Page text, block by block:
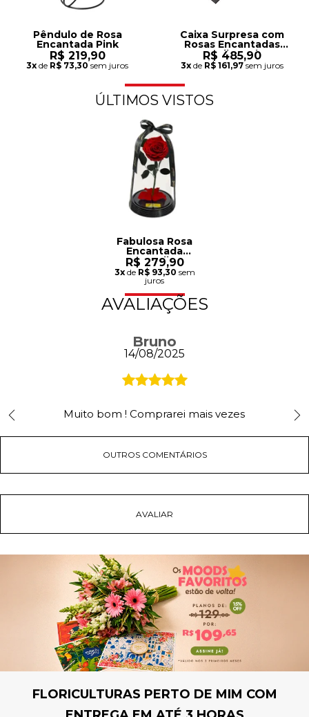
Pêndulo de Rosa
Encantada Pink
R$ 219,90
3x de R$ 73,30sem juros
Caixa Surpresa com
Rosas Encantadas
Vermelhas Glam
R$ 485,90
3xde R$ 161,97sem juros
ÚLTIMOS VISTOS
Fabulosa Rosa
Encantada
Vermelha
R$ 279,90
3xde R$ 93,30 sem
juros
AVALIAÇÕES
Bruno
14/08/2025
Muito bom ! Comprarei mais vezes
OUTROS COMENTÁRIOS
FLORICULTURAS PERTO DE MIM COM